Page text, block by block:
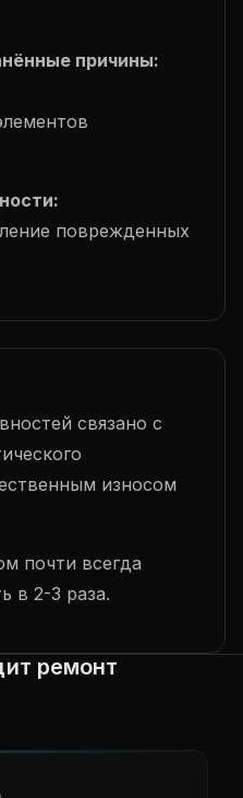
причины:
поврежденных
связано с
износом
почти всегда
в 2-3 раза.
ремонт